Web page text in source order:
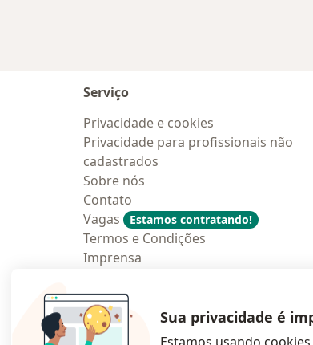
Serviço
Privacidade e cookies
Privacidade para profissionais não
cadastrados
Sobre nós
Contato
Vagas
Estamos contratando!
Termos e Condições
Imprensa
Sua privacidade é